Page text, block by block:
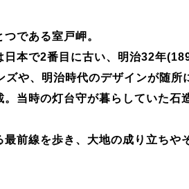
である室戸岬。
本で2番目に古い、明治32年
や、明治時代のデザインが随
当時の灯台守が暮らしていた
前線を歩き、大地の成り立ち